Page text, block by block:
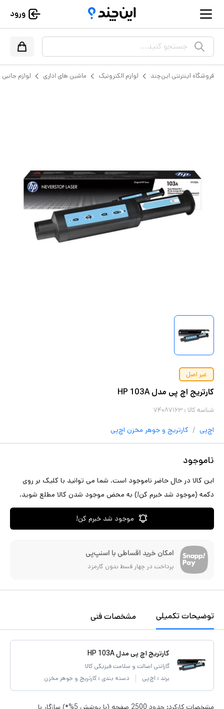
ورود
جستجو کنید...
فروشگاه اینترنتی این‌چند لوازم الکترونیک ماشین های اداری لوازم جانبی
غیر اصل
کارتریج اچ پی مدل HP 103A
شناسه کالا : ۷۴۰۸۷۱۶۳
اچ‌پی / کارتریج و جوهر مخزن اچ‌پی
ناموجود
این کالا در حال حاضر ناموجود است. شما می توانید با کلیک بر روی
دکمه (موجود شد خبرم کن!) به محض موجود شدن کالا مطلع شوید.
موجود شد خبرم کن!
امکان خرید اقساطی با اسنپ‌پی
پرداخت در چهار قسط بدون کارمزد
توضیحات تکمیلی مشخصات فنی
کارتریج اچ پی مدل HP 103A
گارانتی اصالت و سلامت فیزیکی کالا
برند : اچ‌پی دسته بندی : کارتریج و جوهر مخزن
مشخصات کارکرد: حدود 2500 صفحه (با پوشش 5%*) سازگار با